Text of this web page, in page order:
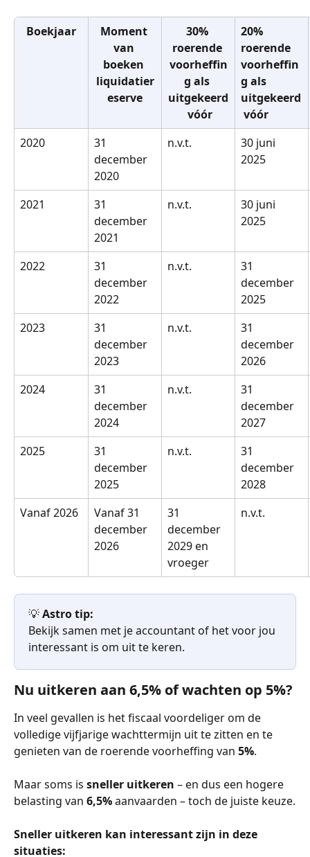
Boekjaar
Moment
van
boeken
liquidatier
eserve
30%
roerende
voorheffin
g als
uitgekeerd
vóór
20%
roerende
voorheffin
g als
uitgekeerd
vóór
2020
31
december
2020
n.v.t.
30 juni
2025
2021
31
december
2021
n.v.t.
30 juni
2025
2022
31
december
2022
n.v.t.
31
december
2025
2023
31
december
2023
n.v.t.
31
december
2026
2024
31
december
2024
n.v.t.
31
december
2027
2025
31
december
2025
n.v.t.
31
december
2028
Vanaf 2026
Vanaf 31
december
2026
31
december
2029 en
vroeger
n.v.t.
💡 Astro tip:
Bekijk samen met je accountant of het voor jou
interessant is om uit te keren.
Nu uitkeren aan 6,5% of wachten op 5%?
In veel gevallen is het fiscaal voordeliger om de
volledige vijfjarige wachttermijn uit te zitten en te
genieten van de roerende voorheffing van 5%.
Maar soms is sneller uitkeren – en dus een hogere
belasting van 6,5% aanvaarden – toch de juiste keuze.
Sneller uitkeren kan interessant zijn in deze
situaties: